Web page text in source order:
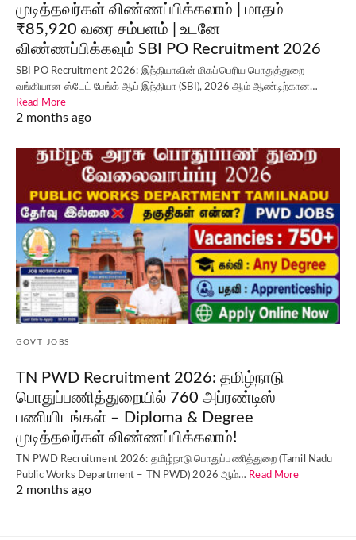
முடித்தவர்கள் விண்ணப்பிக்கலாம் | மாதம்
₹85,920 வரை சம்பளம் | உடனே
விண்ணப்பிக்கவும் SBI PO Recruitment 2026
SBI PO Recruitment 2026: இந்தியாவின் மிகப்பெரிய பொதுத்துறை
வங்கியான ஸ்டேட் பேங்க் ஆப் இந்தியா (SBI), 2026 ஆம் ஆண்டிற்கான…
Read More
2 months ago
GOVT JOBS
TN PWD Recruitment 2026: தமிழ்நாடு
பொதுப்பணித்துறையில் 760 அப்ரண்டிஸ்
பணியிடங்கள் – Diploma & Degree
முடித்தவர்கள் விண்ணப்பிக்கலாம்!
TN PWD Recruitment 2026: தமிழ்நாடு பொதுப்பணித்துறை (Tamil Nadu
Public Works Department – TN PWD) 2026 ஆம்… Read More
2 months ago